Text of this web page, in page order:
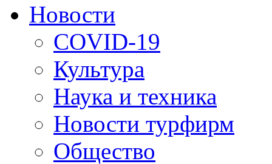
Новости
COVID-19
Культура
Наука и техника
Новости турфирм
Общество